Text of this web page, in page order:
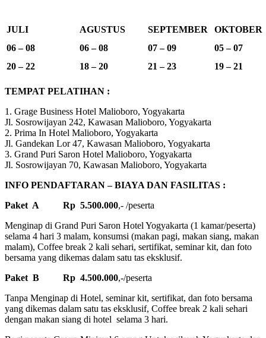
JULI AGUSTUS SEPTEMBER
OKTOBER
06 – 08
06 – 08 07 – 09
05 – 07
20 – 22
18 – 20 21 – 23 19 – 21
TEMPAT PELATIHAN :
1. Grage Business Hotel Malioboro, Yogyakarta
Jl. Sosrowijayan 242, Kawasan Malioboro, Yogyakarta
2. Prima In Hotel Malioboro, Yogyakarta
Jl. Gandekan Lor 47, Kawasan Malioboro, Yogyakarta
3. Grand Puri Saron Hotel Malioboro, Yogyakarta
Jl. Sosrowijayan 70, Kawasan Malioboro, Yogyakarta
INFO PENDAFTARAN – BIAYA DAN FASILITAS :
Paket A Rp 5.500.000,- /peserta
Menginap di Grand Puri Saron Hotel Yogyakarta (1 kamar/peserta)
selama 4 hari 3 malam, konsumsi (makan pagi, makan siang, makan
malam), Coffee break 2 kali sehari, sertifikat, seminar kit, dan foto
bersama yang dikemas dalam satu tas eksklusif.
Paket B Rp 4.500.000,-/peserta
Tanpa Menginap di Hotel, seminar kit, sertifikat, dan foto bersama
yang dikemas dalam satu tas eksklusif, Coffee break 2 kali sehari
dengan makan siang di hotel selama 3 hari.